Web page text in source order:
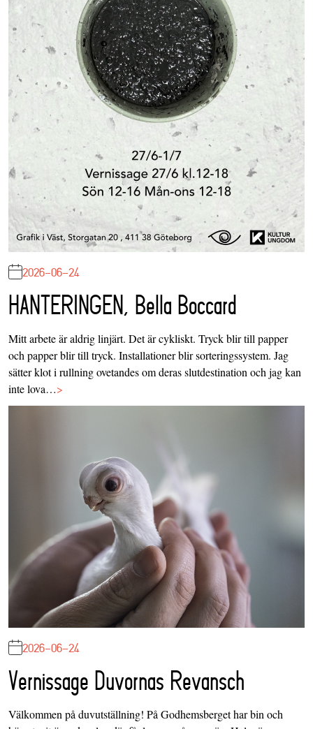
2026-06-24
HANTERINGEN, Bella Boccard
Mitt arbete är aldrig linjärt. Det är cykliskt. Tryck blir till papper
och papper blir till tryck. Installationer blir sorteringssystem. Jag
sätter klot i rullning ovetandes om deras slutdestination och jag kan
inte lova…>
2026-06-24
Vernissage Duvornas Revansch
Välkommen på duvutställning! På Godhemsberget har bin och